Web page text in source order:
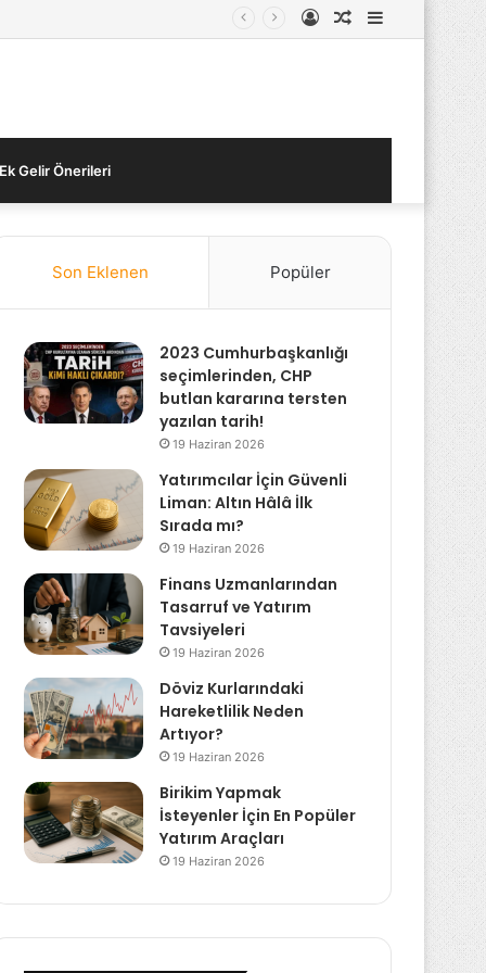
Kenar
Bölmesi
Rastgele
Kayıt
Ek Gelir Önerileri
Son Eklenen Popüler
2023 Cumhurbaşkanlığı
seçimlerinden, CHP
butlan kararına tersten
yazılan tarih!
19 Haziran 2026
Yatırımcılar İçin Güvenli
Liman: Altın Hâlâ İlk
Sırada mı?
19 Haziran 2026
Finans Uzmanlarından
Tasarruf ve Yatırım
Tavsiyeleri
19 Haziran 2026
Döviz Kurlarındaki
Hareketlilik Neden
Artıyor?
19 Haziran 2026
Birikim Yapmak
İsteyenler İçin En Popüler
Yatırım Araçları
19 Haziran 2026